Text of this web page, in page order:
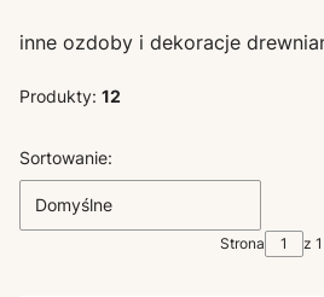
inne ozdoby i dekoracje
Produkty: 12
Lista produktów
Sortowanie:
Domyślne
Strona z 1